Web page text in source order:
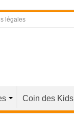
légales
Coin des Kids